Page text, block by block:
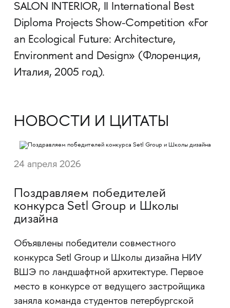
SALON INTERIOR, II International Best
Diploma Projects Show-Competition «For
an Ecological Future: Architecture,
Environment and Design» (Флоренция,
Италия, 2005 год).
НОВОСТИ И ЦИТАТЫ
24 апреля 2026
Поздравляем победителей
конкурса Setl Group и Школы
дизайна
Объявлены победители совместного
конкурса Setl Group и Школы дизайна НИУ
ВШЭ по ландшафтной архитектуре. Первое
место в конкурсе от ведущего застройщика
заняла команда студентов петербургской